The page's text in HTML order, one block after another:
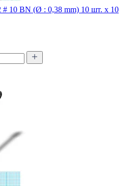
# 10 BN (Ø : 0,38 mm) 10 шт. х 10